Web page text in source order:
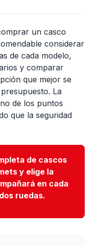
un casco
considerar
de cada modelo,
y comparar
que mejor se
La
de los puntos
que la seguridad
de cascos
y elige la
en cada
ruedas.